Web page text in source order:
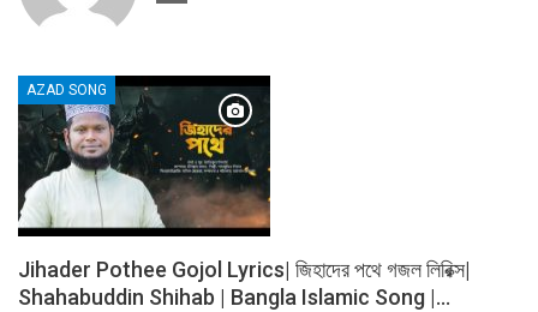
AZAD SONG
Jihader Pothee Gojol Lyrics| জিহাদের পথে গজল লিরিক্স|
Shahabuddin Shihab | Bangla Islamic Song |…